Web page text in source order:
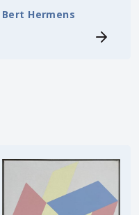
Bert Hermens